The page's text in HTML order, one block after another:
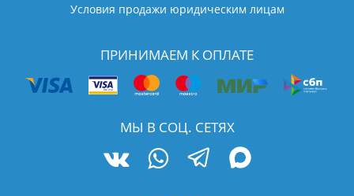
Условия продажи юридическим лицам
ПРИНИМАЕМ К ОПЛАТЕ
МЫ В СОЦ. СЕТЯХ